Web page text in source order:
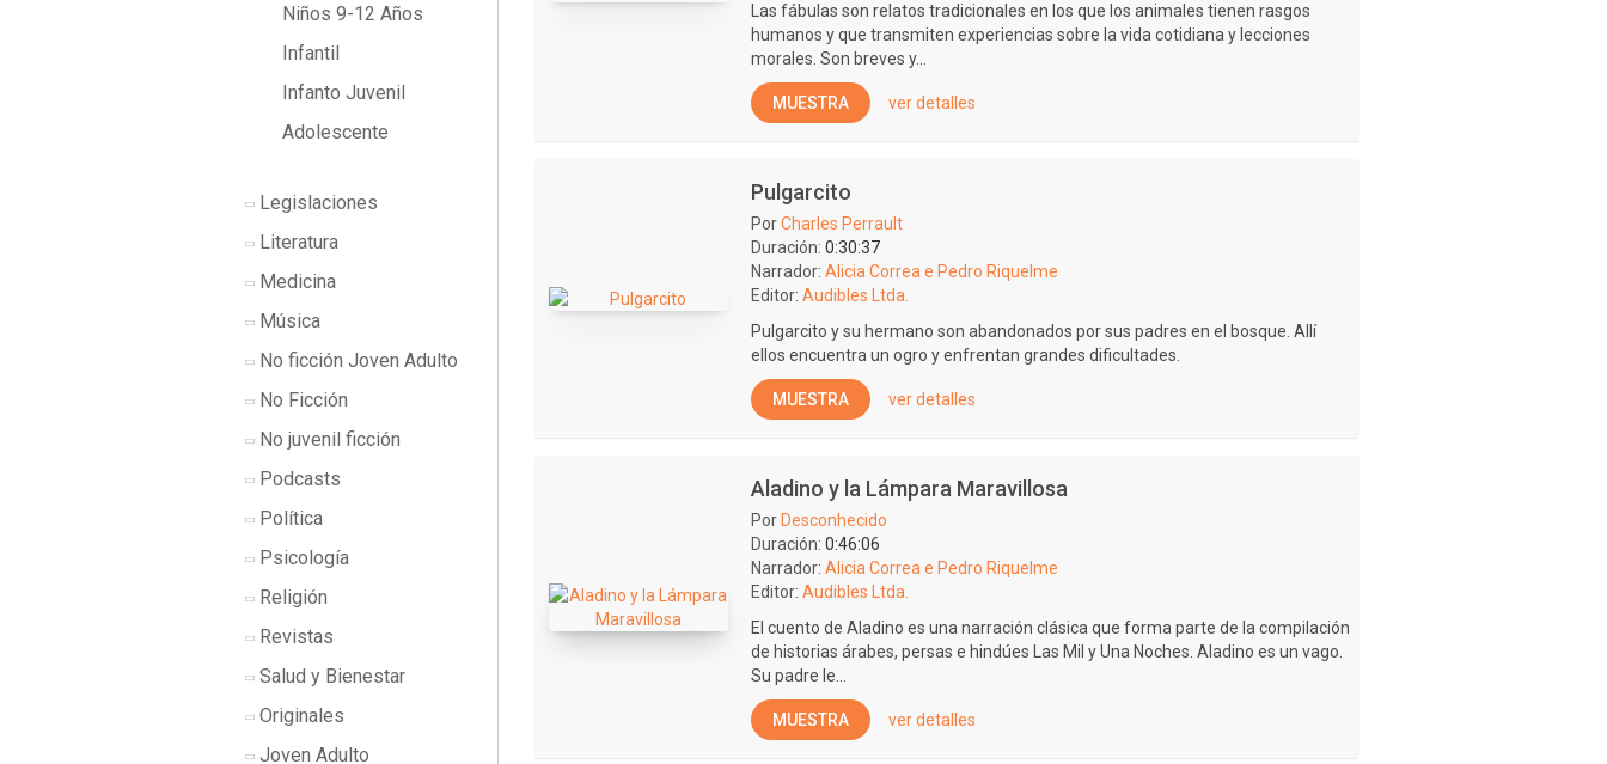
Niños 9-12 Años
Infantil
Infanto Juvenil
Adolescente
Legislaciones
Literatura
Medicina
Música
No ficción Joven Adulto
No Ficción
No juvenil ficción
Podcasts
Política
Psicología
Religión
Revistas
Salud y Bienestar
Originales
Joven Adulto
Las fábulas son relatos tradicionales en los que los animales tienen rasgos
humanos y que transmiten experiencias sobre la vida cotidiana y lecciones
morales. Son breves y...
MUESTRA ver detalles
Pulgarcito
PorCharles Perrault
Duración: 0:30:37
Narrador: Alicia Correa e Pedro Riquelme
Editor: Audibles Ltda.
Pulgarcito y su hermano son abandonados por sus padres en el bosque. Allí
ellos encuentra un ogro y enfrentan grandes dificultades.
MUESTRA ver detalles
Aladino y la Lámpara Maravillosa
Por Desconhecido
Duración: 0:46:06
Narrador: Alicia Correa e Pedro Riquelme
Editor: Audibles Ltda.
El cuento de Aladino es una narración clásica que forma parte de la compilación
de historias árabes, persas e hindúes Las Mil y Una Noches. Aladino es un vago.
Su padre le...
MUESTRA ver detalles